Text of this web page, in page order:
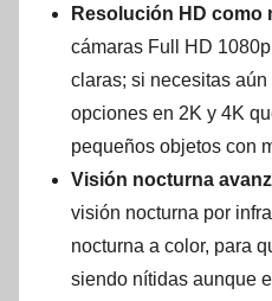
Resolución HD como
cámaras Full HD
claras; si necesitas
opciones en 2K y 4K
pequeños objetos con
Visión nocturna
visión nocturna por
nocturna a color, para
siendo nítidas aunque